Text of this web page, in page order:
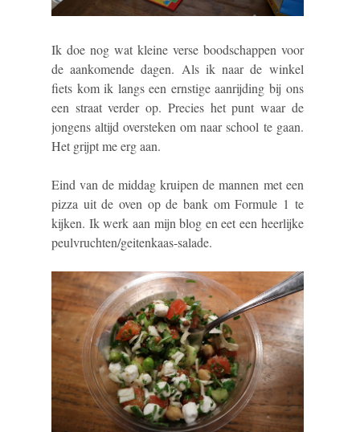
Ik doe nog wat kleine verse boodschappen voor
de aankomende dagen. Als ik naar de winkel
fiets kom ik langs een ernstige aanrijding bij ons
een straat verder op. Precies het punt waar de
jongens altijd oversteken om naar school te gaan.
Het grijpt me erg aan.
Eind van de middag kruipen de mannen met een
pizza uit de oven op de bank om Formule 1 te
kijken. Ik werk aan mijn blog en eet een heerlijke
peulvruchten/geitenkaas-salade.